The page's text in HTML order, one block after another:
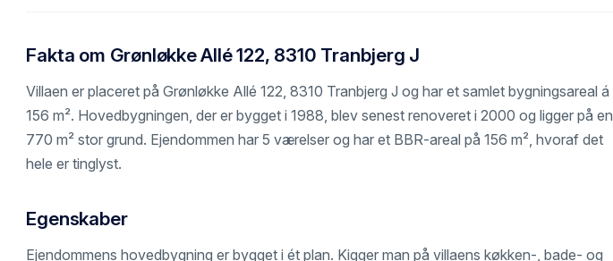
Fakta om Grønløkke Allé 122, 8310 Tranbjerg J
Villaen er placeret på Grønløkke Allé 122, 8310 Tranbjerg J og har et samlet bygningsareal á
156 m². Hovedbygningen, der er bygget i 1988, blev senest renoveret i 2000 og ligger på en
770 m² stor grund. Ejendommen har 5 værelser og har et BBR-areal på 156 m², hvoraf det
hele er tinglyst.
Egenskaber
Ejendommens hovedbygning er bygget i ét plan. Kigger man på villaens køkken-, bade- og